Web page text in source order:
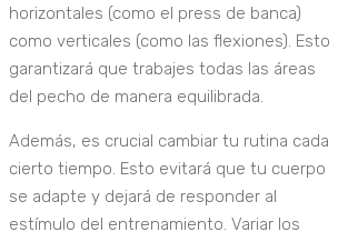
horizontales (como el press de banca)
como verticales (como las flexiones). Esto
garantizará que trabajes todas las áreas
del pecho de manera equilibrada.
Además, es crucial cambiar tu rutina cada
cierto tiempo. Esto evitará que tu cuerpo
se adapte y dejará de responder al
estímulo del entrenamiento. Variar los